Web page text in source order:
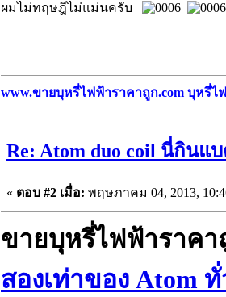
ผมไม่ทฤษฎีไม่แม่นครับ
www.ขายบุหรี่ไฟฟ้าราคาถูก.com บุหรี่ไ
Re: Atom duo coil นี่กินแ
« ตอบ #2 เมื่อ: พฤษภาคม 04, 2013,
ขายบุหรี่ไฟฟ้าราคา
สองเท่าของ Atom